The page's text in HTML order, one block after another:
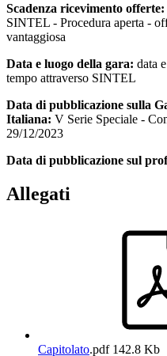
Scadenza ricevimento offerte:
SINTEL - Procedura aperta -
vantaggiosa
Data e luogo della gara: data
tempo attraverso SINTEL
Data di pubblicazione sulla
Italiana: V Serie Speciale -
29/12/2023
Data di pubblicazione sul
Allegati
Capitolato.pdf142.8 Kb